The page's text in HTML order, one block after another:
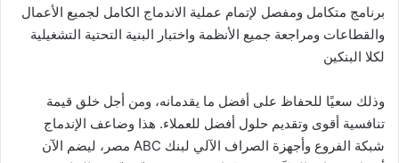
برنامج متكامل ومفصل لإتمام عملية الاندماج الكامل لجميع الأعمال
والقطاعات ومراجعة جميع الأنظمة واختبار البنية التحتية التشغيلية
لكلا البنكين
وذلك سعيًا للحفاظ على أفضل ما يقدمانه، ومن أجل خلق قيمة
تنافسية أقوى وتقديم حلول أفضل للعملاء. هذا وضاعف الإندماج
شبكة الفروع وأجهزة الصراف الآلي لبنك ABC مصر، ليضم الآن